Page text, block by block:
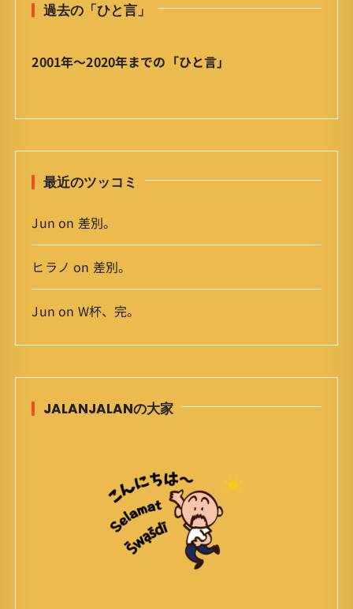
言
ア
イ
過去の「ひと言」
2001年〜2020年までの「ひと言」
最近のツッコミ
Jun on 差別。
ヒラノ on 差別。
Jun on W杯、完。
JALANJALANの大家